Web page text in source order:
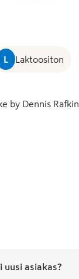
L Laktoositon
by Dennis Rafkin
asiakas?